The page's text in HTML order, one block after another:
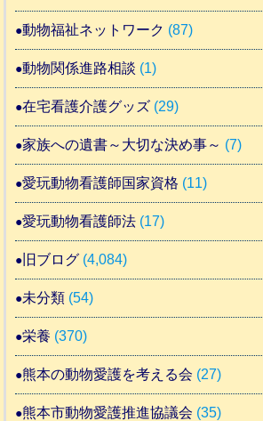
動物福祉ネットワーク (87)
動物関係進路相談 (1)
在宅看護介護グッズ (29)
家族への遺書～大切な決め事～ (7)
愛玩動物看護師国家資格 (11)
愛玩動物看護師法 (17)
旧ブログ (4,084)
未分類 (54)
栄養 (370)
熊本の動物愛護を考える会 (27)
熊本市動物愛護推進協議会 (35)